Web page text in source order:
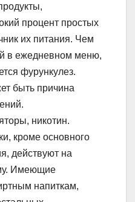
процент простых
их питания. Чем
в ежедневном меню,
фурункулез.
быть причина
никотин.
кроме основного
действуют на
Имеющие
напиткам,